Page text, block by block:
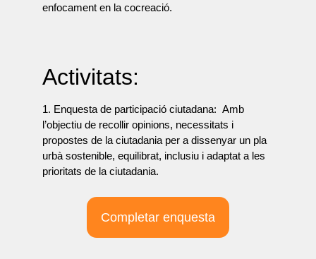
enfocament en la cocreació.
Activitats:
1. Enquesta de participació ciutadana: Amb
l’objectiu de recollir opinions, necessitats i
propostes de la ciutadania per a dissenyar un pla
urbà sostenible, equilibrat, inclusiu i adaptat a les
prioritats de la ciutadania.
Completar enquesta